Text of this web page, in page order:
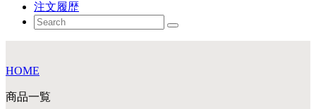
注文履歴
HOME
商品一覧